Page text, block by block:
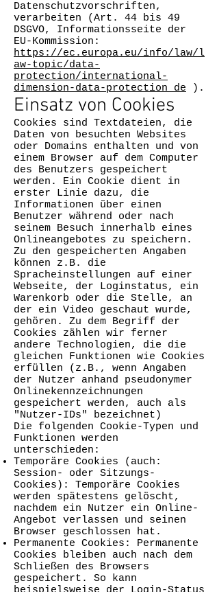
Datenschutzvorschriften,
verarbeiten (Art. 44 bis 49
DSGVO, Informationsseite der
EU-Kommission:
https://ec.europa.eu/info/law/l
aw-topic/data-
protection/international-
dimension-data-protection_de ).
Einsatz von Cookies
Cookies sind Textdateien, die
Daten von besuchten Websites
oder Domains enthalten und von
einem Browser auf dem Computer
des Benutzers gespeichert
werden. Ein Cookie dient in
erster Linie dazu, die
Informationen über einen
Benutzer während oder nach
seinem Besuch innerhalb eines
Onlineangebotes zu speichern.
Zu den gespeicherten Angaben
können z.B. die
Spracheinstellungen auf einer
Webseite, der Loginstatus, ein
Warenkorb oder die Stelle, an
der ein Video geschaut wurde,
gehören. Zu dem Begriff der
Cookies zählen wir ferner
andere Technologien, die die
gleichen Funktionen wie Cookies
erfüllen (z.B., wenn Angaben
der Nutzer anhand pseudonymer
Onlinekennzeichnungen
gespeichert werden, auch als
"Nutzer-IDs" bezeichnet)
Die folgenden Cookie-Typen und
Funktionen werden
unterschieden:
Temporäre Cookies (auch:
Session- oder Sitzungs-
Cookies): Temporäre Cookies
werden spätestens gelöscht,
nachdem ein Nutzer ein Online-
Angebot verlassen und seinen
Browser geschlossen hat.
Permanente Cookies: Permanente
Cookies bleiben auch nach dem
Schließen des Browsers
gespeichert. So kann